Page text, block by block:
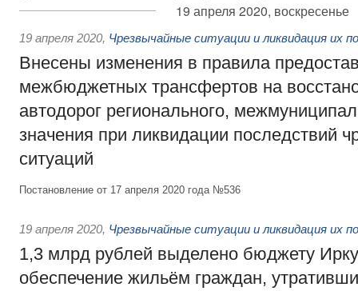
19 апреля 2020, воскресенье
19 апреля 2020, Чрезвычайные ситуации и ликвидация их
Внесены изменения в правила
межбюджетных трансфертов на
автодорог регионального,
значения при ликвидации последствий
ситуаций
Постановление от 17 апреля 2020 года №536
19 апреля 2020, Чрезвычайные ситуации и ликвидация их
1,3 млрд рублей выделено бюджету
обеспечение жильём граждан,